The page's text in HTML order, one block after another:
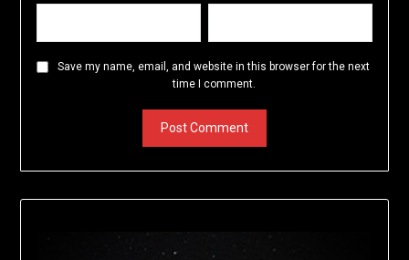
Save my name, email, and website in this browser for the next
time I comment.